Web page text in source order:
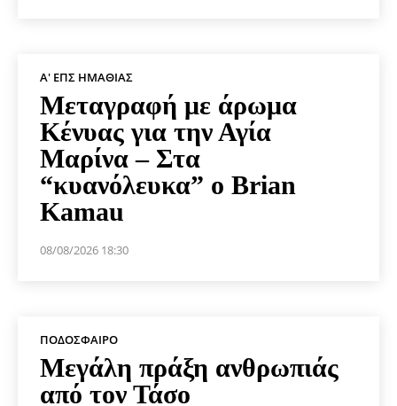
Α' ΕΠΣ ΗΜΑΘΊΑΣ
Μεταγραφή με άρωμα
Κένυας για την Αγία
Μαρίνα – Στα
“κυανόλευκα” ο Brian
Kamau
08/08/2026 18:30
ΠΟΔΌΣΦΑΙΡΟ
Μεγάλη πράξη ανθρωπιάς
από τον Τάσο